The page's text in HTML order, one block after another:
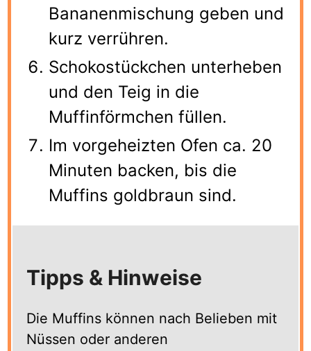
Bananenmischung geben und
kurz verrühren.
Schokostückchen unterheben
und den Teig in die
Muffinförmchen füllen.
Im vorgeheizten Ofen ca. 20
Minuten backen, bis die
Muffins goldbraun sind.
Tipps & Hinweise
Die Muffins können nach Belieben mit
Nüssen oder anderen